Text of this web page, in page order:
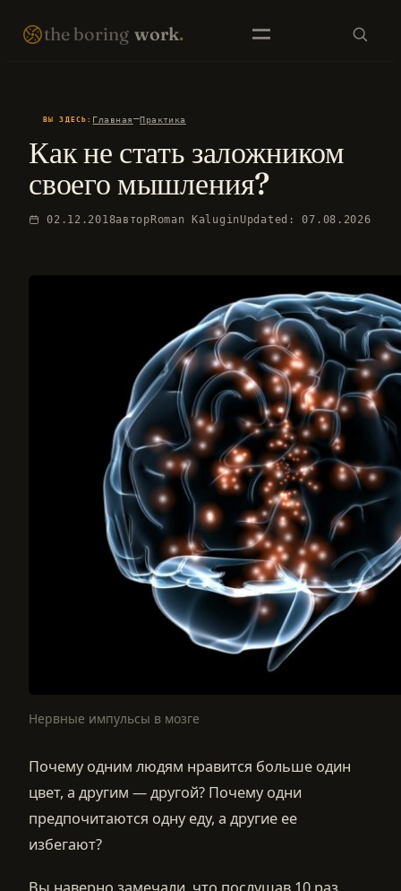
THE BORING WORK · SELF-IMPROVEMENT THAT COMPOUNDS · EST. 2007 · NO FIREWORKS ·
the boring work.
EN LIBRARY RU LIBRARY
ВЫ ЗДЕСЬ: Главная—Практика
Как не стать заложником
своего мышления?
02.12.2018автор Roman Kalugin Updated: 07.08.2026
Нервные импульсы в мозге
Почему одним людям нравится больше один
цвет, а другим — другой? Почему одни
предпочитаются одну еду, а другие ее
избегают?